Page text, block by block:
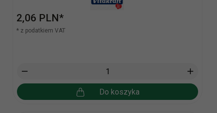
2,06 PLN*
* z podatkiem VAT
Do koszyka